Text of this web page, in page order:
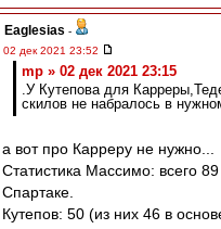
Eaglesias -
02 дек 2021 23:52
mp » 02 дек 2021 23:15
.У Кутепова для
скилов не набралось в
а вот про Карреру не нужно...
Статистика Массимо: всего
Спартаке.
Кутепов: 50 (из них 46 в